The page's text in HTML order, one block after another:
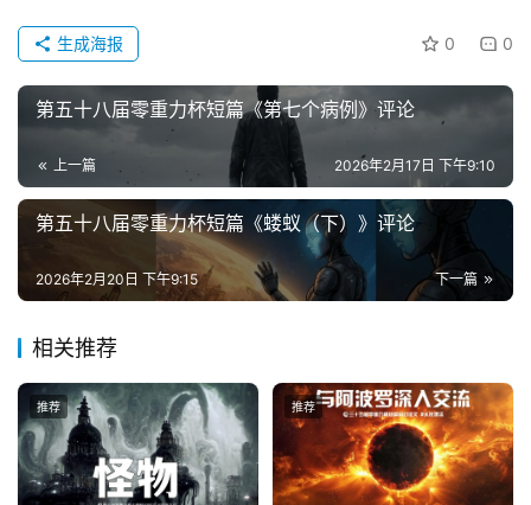
题
幻
小
说
0 0
生成海报
第五十八届零重力杯短篇《第七个病例》评论
上一篇 2026年2月17日 下午9:10
第五十八届零重力杯短篇《蝼蚁（下）》评论
下一篇
2026年2月20日 下午9:15
相关推荐
推荐 推荐